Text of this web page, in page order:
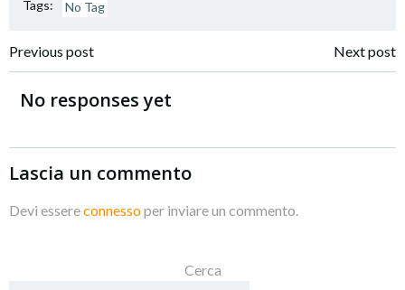
Tags: No Tag
Navigazione
articoli
Previous post
Navigazione
Next post
No responses yet
Lascia un commento
Devi essereconnessoper inviare un commento.
Cerca